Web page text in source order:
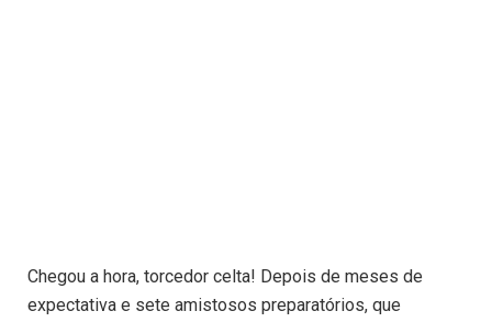
Chegou a hora, torcedor celta! Depois de meses de
expectativa e sete amistosos preparatórios, que